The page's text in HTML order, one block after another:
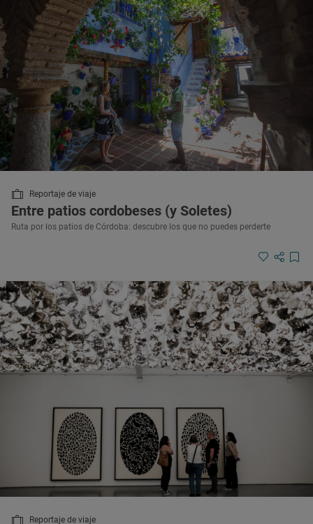
Reportaje de viaje
Entre patios cordobeses (y Soletes)
Ruta por los patios de Córdoba: descubre los que no puedes perderte
Reportaje de viaje